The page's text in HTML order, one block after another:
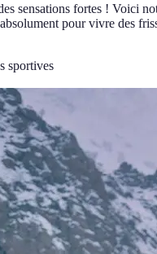
sensations fortes ! Voici
pour vivre des
sportives